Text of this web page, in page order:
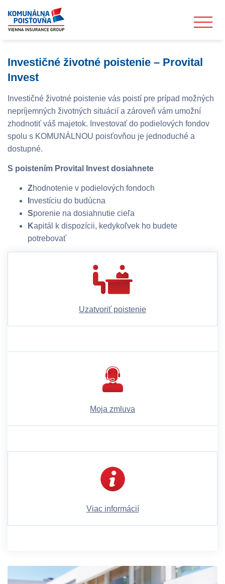
Investičné životné poistenie – Provital
Invest
Investičné životné poistenie vás poistí pre prípad možných
nepríjemných životných situácií a zároveň vám umožní
zhodnotiť váš majetok. Investovať do podielových fondov
spolu s KOMUNÁLNOU poisťovňou je jednoduché a
dostupné.
S poistením Provital Invest dosiahnete
Zhodnotenie v podielových fondoch
nvestíciu do budúcna
Sporenie na dosiahnutie cieľa
Kapitál k dispozícii, kedykoľvek ho budete
potrebovať
Uzatvoriť poistenie
Moja zmluva
Viac informácií